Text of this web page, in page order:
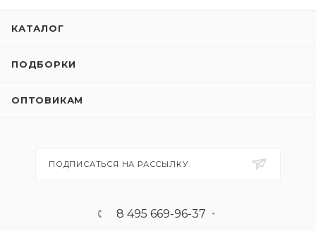
КАТАЛОГ
ПОДБОРКИ
ОПТОВИКАМ
ПОДПИСАТЬСЯ НА РАССЫЛКУ
8 495 669-96-37